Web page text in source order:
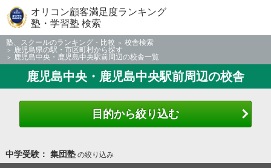
オリコン顧客満足度ランキング
塾・学習塾 検索
塾、スクールのランキング・比較
校舎検索
鹿児島県の駅・市区町村から探す
鹿児島中央・鹿児島中央駅前周辺の校舎一覧
鹿児島中央・鹿児島中央駅前周辺の校舎
目的から絞り込む
中学受験： 集団塾の絞り込み